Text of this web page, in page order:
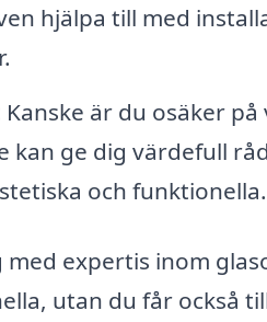
hjälpa till med
Kanske är du osäker
kan ge dig värdefull
och funktionella.
expertis inom
utan du får också